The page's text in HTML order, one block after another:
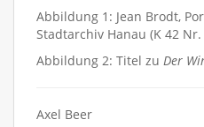
Abbildung 1: Jean Brodt,
Stadtarchiv Hanau (K 42 Nr.
Abbildung 2: Titel zu Der
Axel Beer